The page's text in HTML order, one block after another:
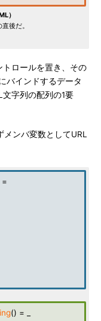
）
後だ。
ロールを置き、その
バインドするデータ
字列の配列の1要
ンバ変数としてURL
=
() = _